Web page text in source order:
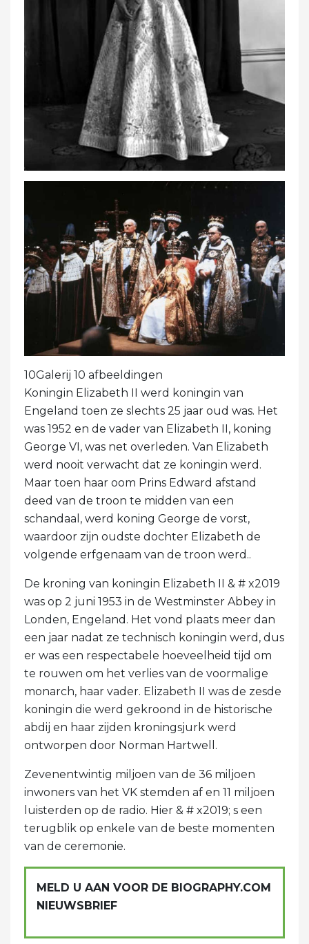
10Galerij 10 afbeeldingen
Koningin Elizabeth II werd koningin van
Engeland toen ze slechts 25 jaar oud was. Het
was 1952 en de vader van Elizabeth II, koning
George VI, was net overleden. Van Elizabeth
werd nooit verwacht dat ze koningin werd.
Maar toen haar oom Prins Edward afstand
deed van de troon te midden van een
schandaal, werd koning George de vorst,
waardoor zijn oudste dochter Elizabeth de
volgende erfgenaam van de troon werd..
De kroning van koningin Elizabeth II & # x2019
was op 2 juni 1953 in de Westminster Abbey in
Londen, Engeland. Het vond plaats meer dan
een jaar nadat ze technisch koningin werd, dus
er was een respectabele hoeveelheid tijd om
te rouwen om het verlies van de voormalige
monarch, haar vader. Elizabeth II was de zesde
koningin die werd gekroond in de historische
abdij en haar zijden kroningsjurk werd
ontworpen door Norman Hartwell.
Zevenentwintig miljoen van de 36 miljoen
inwoners van het VK stemden af ​​en 11 miljoen
luisterden op de radio. Hier & # x2019; s een
terugblik op enkele van de beste momenten
van de ceremonie.
MELD U AAN VOOR DE BIOGRAPHY.COM
NIEUWSBRIEF